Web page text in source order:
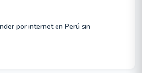
por internet en Perú sin